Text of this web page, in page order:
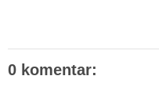
0 komentar: